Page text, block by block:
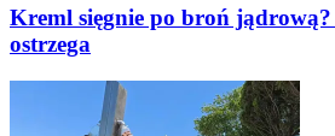
Kreml sięgnie po broń
ostrzega